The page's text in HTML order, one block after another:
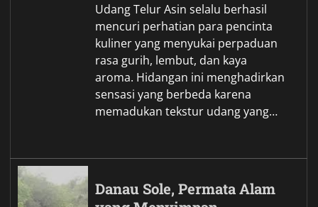
Udang Telur Asin selalu berhasil
mencuri perhatian para pencinta
kuliner yang menyukai perpaduan
rasa gurih, lembut, dan kaya
aroma. Hidangan ini menghadirkan
sensasi yang berbeda karena
memadukan tekstur udang yang…
Danau Sole, Permata Alam